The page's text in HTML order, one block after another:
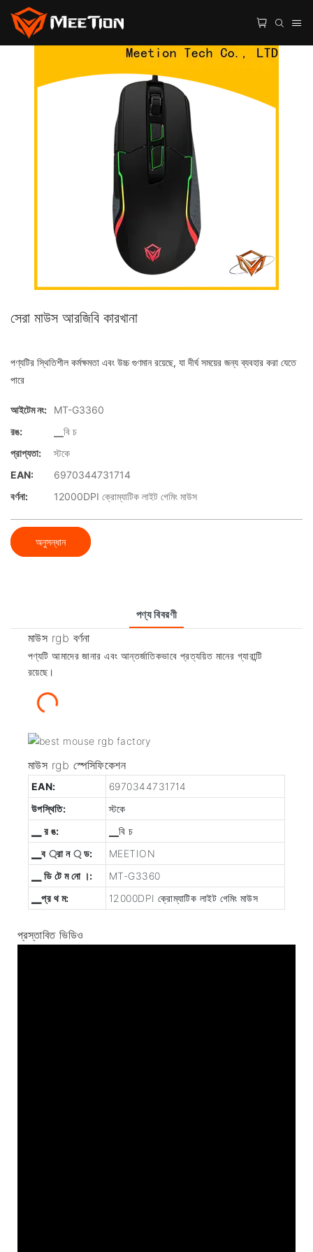
সেরা মাউস আরজিবি কারখানা
পণ্যটির স্থিতিশীল কর্মক্ষমতা এবং উচ্চ গুণমান রয়েছে, যা দীর্ঘ সময়ের জন্য ব্যবহার করা যেতে
পারে
আইটেম নং:
MT-G3360
রঙ:
▁বি চ
প্রাপ্যতা:
স্টকে
EAN:
6970344731714
বর্ণনা:
12000DPI ক্রোম্যাটিক লাইট গেমিং মাউস
অনুসন্ধান
পণ্য বিবরণী
মাউস rgb বর্ণনা
পণ্যটি আমাদের জানার এবং আন্তর্জাতিকভাবে প্রত্যয়িত মানের গ্যারান্টি
রয়েছে।
মাউস rgb স্পেসিফিকেশন
EAN:
6970344731714
উপস্থিতি:
স্টকে
▁ র ঙ:
▁বি চ
▁ব ্রা ন ্ ড:
MEETION
▁ ডি টে ম নো ।:
MT-G3360
▁প্র থ ম:
12000DPI ক্রোম্যাটিক লাইট গেমিং মাউস